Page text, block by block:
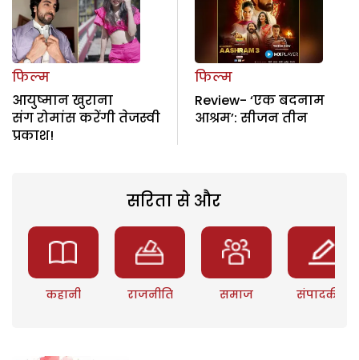
फिल्म
आयुष्मान खुराना
संग रोमांस करेंगी तेजस्वी
प्रकाश!
फिल्म
Review- ‘एक बदनाम
आश्रम’: सीजन तीन
सरिता से और
कहानी राजनीति समाज संपादकीय